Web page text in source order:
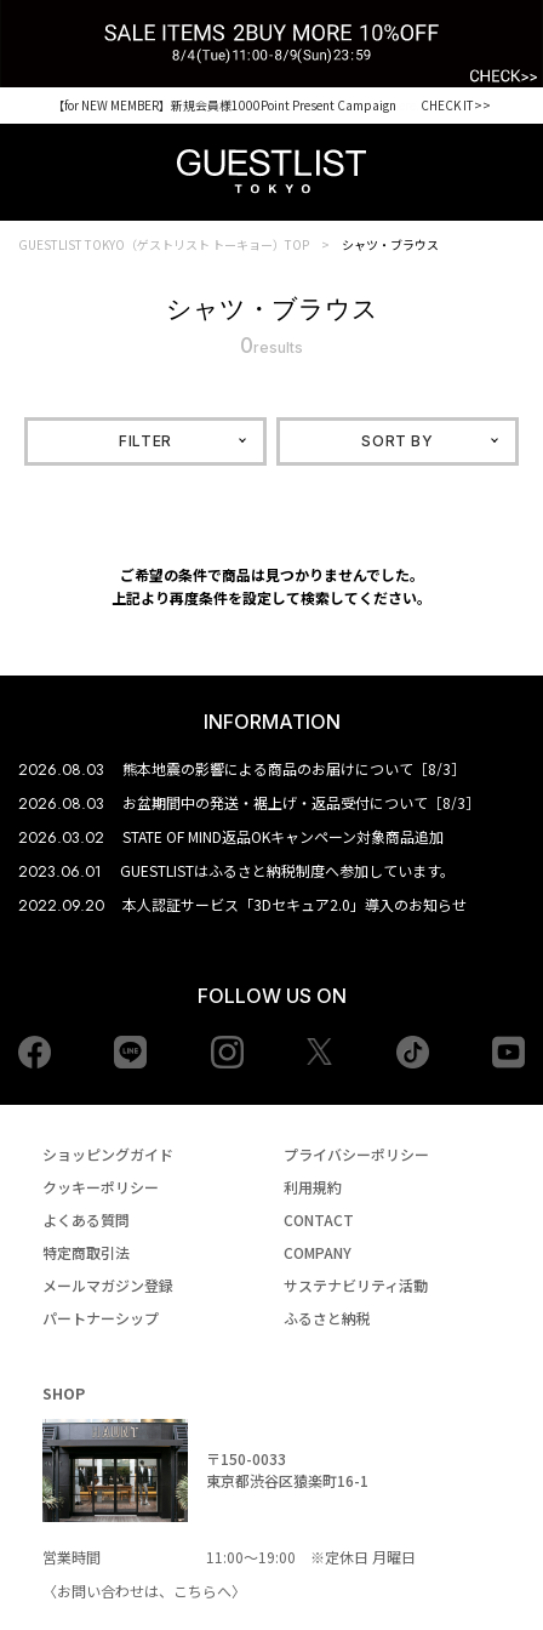
Shopping from outside Japan? Visit our Global Site here. >>
【for NEW MEMBER】新規会員様1000Point Present Campaign CHECK IT>>
GUESTLIST TOKYO（ゲストリスト トーキョー）TOP シャツ・ブラウス
シャツ・ブラウス
0results
FILTER SORT BY
ご希望の条件で商品は見つかりませんでした。
上記より再度条件を設定して検索してください。
INFORMATION
2026.08.03 熊本地震の影響による商品のお届けについて［8/3］
2026.08.03 お盆期間中の発送・裾上げ・返品受付について［8/3］
2026.03.02 STATE OF MIND返品OKキャンペーン対象商品追加
2023.06.01 GUESTLISTはふるさと納税制度へ参加しています。
2022.09.20 本人認証サービス「3Dセキュア2.0」導入のお知らせ
FOLLOW US ON
Facebook Instagram tiktok
ショッピングガイド
プライバシーポリシー
クッキーポリシー
利用規約
よくある質問
CONTACT
特定商取引法
COMPANY
メールマガジン登録
サステナビリティ活動
パートナーシップ
ふるさと納税
SHOP
〒150-0033
東京都渋谷区猿楽町16-1
営業時間
11:00～19:00 ※定休日 月曜日
〈お問い合わせは、
こちらへ〉